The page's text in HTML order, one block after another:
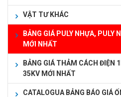
VẬT TƯ KHÁC
BẢNG GIÁ PULY NHỰA, PULY
MỚI NHẤT
BẢNG GIÁ THẢM CÁCH ĐIỆN
35KV MỚI NHẤT
CATALOGUA BẢNG BÁO GIÁ